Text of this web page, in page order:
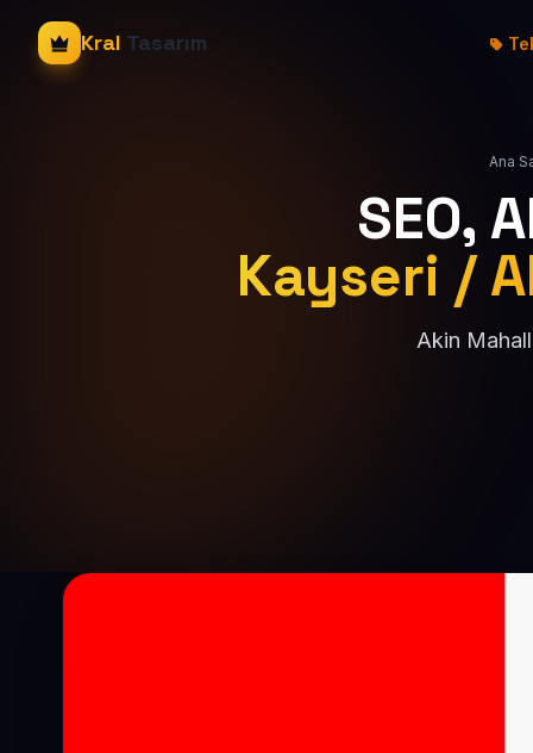
Kral Tasarım
Ana
SEO,
Kayseri /
Akin